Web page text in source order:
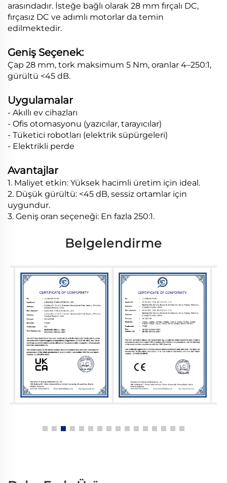
arasındadır. İsteğe bağlı olarak 28 mm fırçalı DC,
fırçasız DC ve adımlı motorlar da temin
edilmektedir.
Geniş Seçenek:
Çap 28 mm, tork maksimum 5 Nm, oranlar 4–250:1,
gürültü <45 dB.
Uygulamalar
- Akıllı ev cihazları
- Ofis otomasyonu (yazıcılar, tarayıcılar)
- Tüketici robotları (elektrik süpürgeleri)
- Elektrikli perde
Avantajlar
1. Maliyet etkin: Yüksek hacimli üretim için ideal.
2. Düşük gürültü: <45 dB, sessiz ortamlar için
uygundur.
3. Geniş oran seçeneği: En fazla 250:1.
Belgelendirme